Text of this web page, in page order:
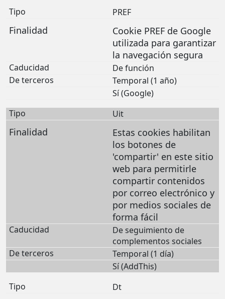
PREF
Cookie PREF de Google
utilizada para garantizar
la navegación segura
De función
Temporal (1 año)
Sí (Google)
Uit
Estas cookies habilitan
los botones de
'compartir' en este sitio
web para permitirle
compartir contenidos
por correo electrónico y
por medios sociales de
forma fácil
De seguimiento de
complementos sociales
Temporal (1 día)
Sí (AddThis)
Dt